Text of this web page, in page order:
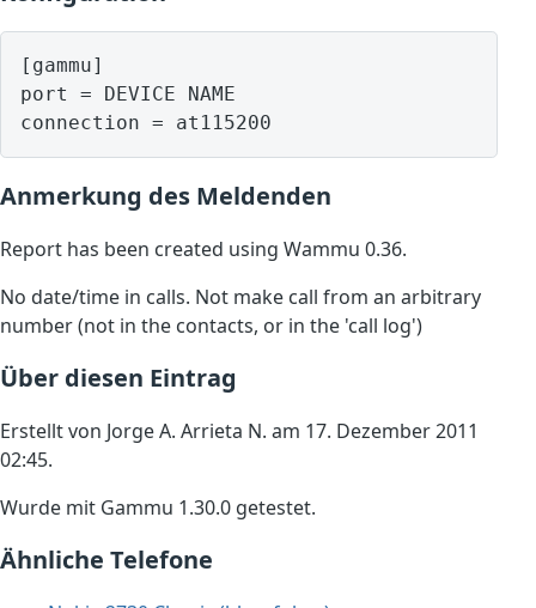
[gammu]
port = DEVICE NAME
Anmerkung des Meldenden
Report has been created using Wammu 0.36.
No date/time in calls. Not make call from an arbitrary
number (not in the contacts, or in the 'call log')
Über diesen Eintrag
Erstellt von Jorge A. Arrieta N. am 17. Dezember 2011
02:45.
Wurde mit Gammu 1.30.0 getestet.
Ähnliche Telefone